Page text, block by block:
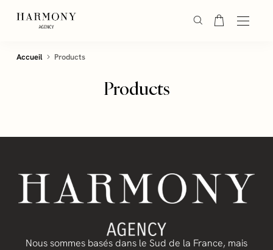
Accueil Products
Products
Nous sommes basés dans le Sud de la France, mais